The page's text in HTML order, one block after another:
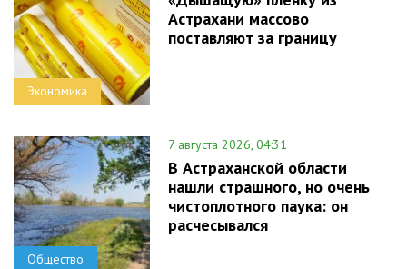
Экономика
Астрахани массово
поставляют за границу
Общество
7 августа 2026, 04:31
В Астраханской области
нашли страшного, но очень
чистоплотного паука: он
расчесывался